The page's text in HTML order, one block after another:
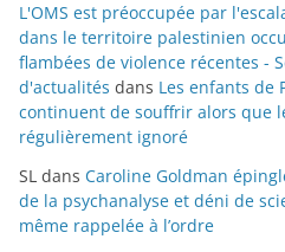
L'OMS est préoccupée par
dans le territoire palestinien
flambées de violence récentes -
d'actualités dans Les enfants de
continuent de souffrir alors que
régulièrement ignoré
SL dans Caroline Goldman
de la psychanalyse et déni de
même rappelée à l’ordre